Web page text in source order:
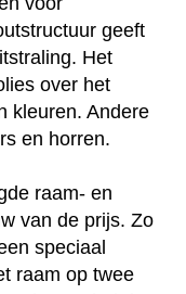
geeft
Het
over het
kleuren. Andere
en horren.
raam- en
van de prijs. Zo
speciaal
raam op twee